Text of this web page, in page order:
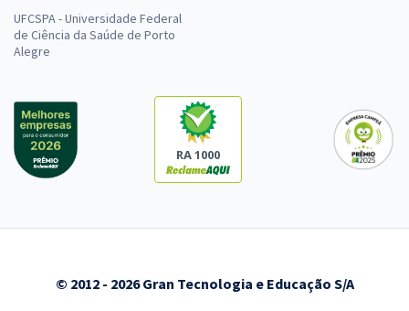
UFCSPA - Universidade Federal
de Ciência da Saúde de Porto
Alegre
RA 1000
© 2012 - 2026 Gran Tecnologia e Educação S/A